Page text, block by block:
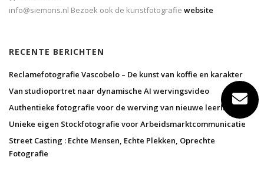
info@siemons.nl Bezoek ook de kunstfotografie website
RECENTE BERICHTEN
Reclamefotografie Vascobelo – De kunst van koffie en karakter
Van studioportret naar dynamische AI wervingsvideo
Authentieke fotografie voor de werving van nieuwe leerlingen
Unieke eigen Stockfotografie voor Arbeidsmarktcommunicatie
Street Casting : Echte Mensen, Echte Plekken, Oprechte
Fotografie